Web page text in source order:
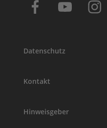
Datenschutz
Kontakt
Hinweisgeber